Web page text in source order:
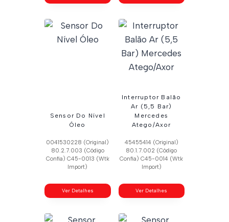
Sensor Do Nível
Óleo
0041530228 (Original)
80.2.7.003 (Código
Confia) C45-0013 (Wtk
Import)
Ver Detalhes
Interruptor Balão
Ar (5,5 Bar)
Mercedes
Atego/Axor
45455414 (Original)
80.1.7.002 (Código
Confia) C45-0014 (Wtk
Import)
Ver Detalhes